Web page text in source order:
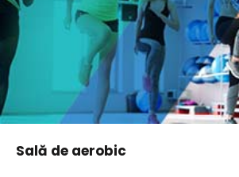
Sală de aerobic